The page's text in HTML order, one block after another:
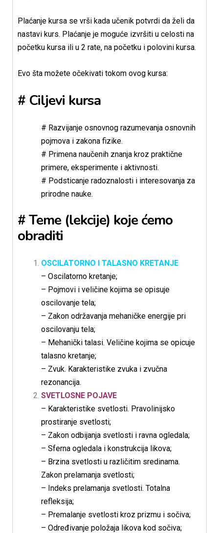
Plaćanje kursa se vrši kada učenik potvrdi da želi da
nastavi kurs. Plaćanje je moguće izvršiti u celosti na
početku kursa ili u 2 rate, na početku i polovini kursa.
Evo šta možete očekivati tokom ovog kursa:
# Ciljevi kursa
# Razvijanje osnovnog razumevanja osnovnih
pojmova i zakona fizike.
# Primena naučenih znanja kroz praktične
primere, eksperimente i aktivnosti.
# Podsticanje radoznalosti i interesovanja za
prirodne nauke.
# Teme (lekcije) koje ćemo
obraditi
OSCILATORNO I TALASNO KRETANJE
– Oscilatorno kretanje;
– Pojmovi i veličine kojima se opisuje
oscilovanje tela;
– Zakon održavanja mehaničke energije pri
oscilovanju tela;
– Mehanički talasi. Veličine kojima se opicuje
talasno kretanje;
– Zvuk. Karakteristike zvuka i zvučna
rezonancija.
SVETLOSNE POJAVE
– Karakteristike svetlosti. Pravolinijsko
prostiranje svetlosti;
– Zakon odbijanja svetlosti i ravna ogledala;
– Sferna ogledala i konstrukcija likova;
– Brzina svetlosti u različitim sredinama.
Zakon prelamanja svetlosti;
– Indeks prelamanja svetlosti. Totalna
refleksija;
– Premalanje svetlosti kroz prizmu i sočiva;
– Određivanje položaja likova kod sočiva;